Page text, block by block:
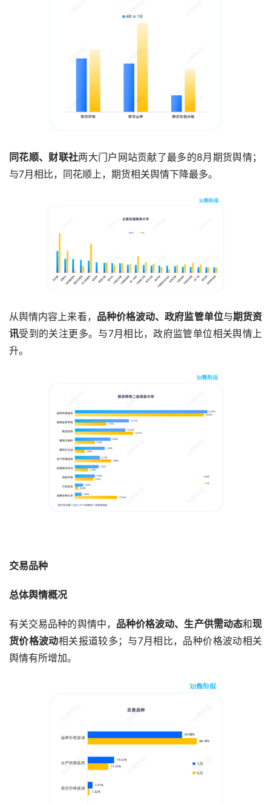
同花顺、财联社两大门户网站贡献了最多的8月期货舆情；
与7月相比，同花顺上，期货相关舆情下降最多。
从舆情内容上来看， 品种价格波动、政府监管单位与期货资
讯受到的关注更多。与7月相比，政府监管单位相关舆情上
升。
交易品种
总体舆情概况
有关交易品种的舆情中， 品种价格波动、生产供需动态和现
货价格波动相关报道较多；与7月相比，品种价格波动相关
舆情有所增加。